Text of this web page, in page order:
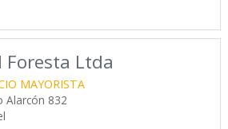
Foresta Ltda
MAYORISTA
Alarcón 832